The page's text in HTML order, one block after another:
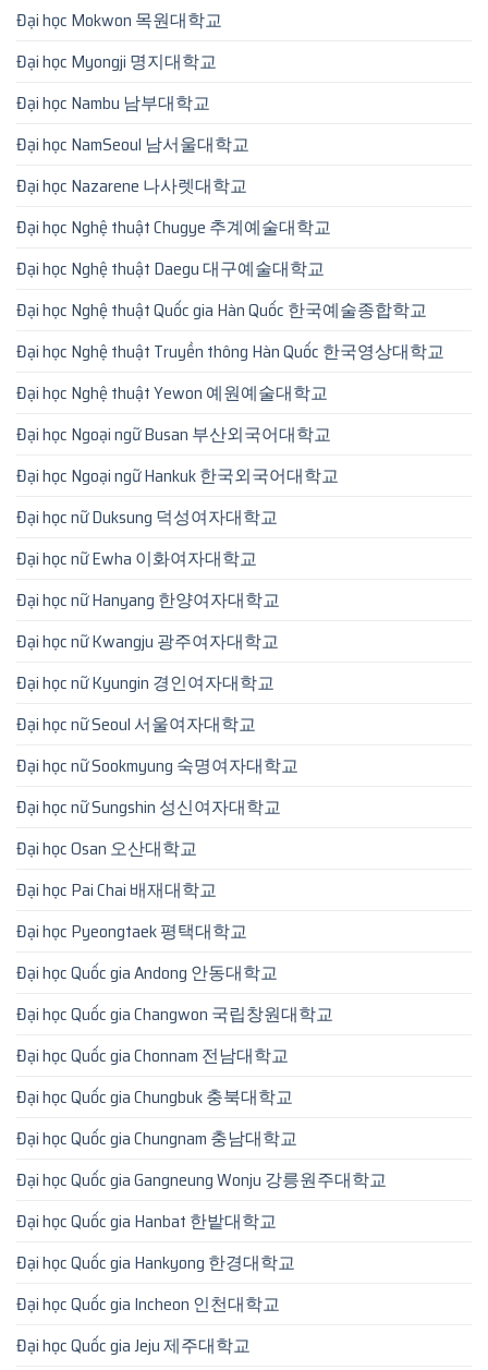
Đại học Mokwon 목원대학교
Đại học Myongji 명지대학교
Đại học Nambu 남부대학교
Đại học NamSeoul 남서울대학교
Đại học Nazarene 나사렛대학교
Đại học Nghệ thuật Chugye 추계예술대학교
Đại học Nghệ thuật Daegu 대구예술대학교
Đại học Nghệ thuật Quốc gia Hàn Quốc 한국예술종합학교
Đại học Nghệ thuật Truyền thông Hàn Quốc 한국영상대학교
Đại học Nghệ thuật Yewon 예원예술대학교
Đại học Ngoại ngữ Busan 부산외국어대학교
Đại học Ngoại ngữ Hankuk 한국외국어대학교
Đại học nữ Duksung 덕성여자대학교
Đại học nữ Ewha 이화여자대학교
Đại học nữ Hanyang 한양여자대학교
Đại học nữ Kwangju 광주여자대학교
Đại học nữ Kyungin 경인여자대학교
Đại học nữ Seoul 서울여자대학교
Đại học nữ Sookmyung 숙명여자대학교
Đại học nữ Sungshin 성신여자대학교
Đại học Osan 오산대학교
Đại học Pai Chai 배재대학교
Đại học Pyeongtaek 평택대학교
Đại học Quốc gia Andong 안동대학교
Đại học Quốc gia Changwon 국립창원대학교
Đại học Quốc gia Chonnam 전남대학교
Đại học Quốc gia Chungbuk 충북대학교
Đại học Quốc gia Chungnam 충남대학교
Đại học Quốc gia Gangneung Wonju 강릉원주대학교
Đại học Quốc gia Hanbat 한밭대학교
Đại học Quốc gia Hankyong 한경대학교
Đại học Quốc gia Incheon 인천대학교
Đại học Quốc gia Jeju 제주대학교